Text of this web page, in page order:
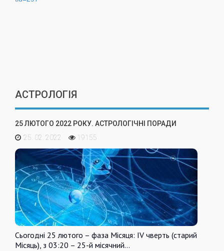
АСТРОЛОГІЯ
25 ЛЮТОГО 2022 РОКУ. АСТРОЛОГІЧНІ ПОРАДИ
25. 02. 2022
19155
Сьогодні 25 лютого – фаза Місяця: IV чверть (старий
Місяць), з 03:20 – 25-й місячний…